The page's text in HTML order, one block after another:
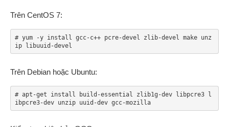
Trên CentOS 7:
# yum -y install gcc-c++ pcre-devel zlib-devel make unz
ip libuuid-devel
Trên Debian hoặc Ubuntu:
# apt-get install build-essential zlib1g-dev libpcre3 l
ibpcre3-dev unzip uuid-dev gcc-mozilla